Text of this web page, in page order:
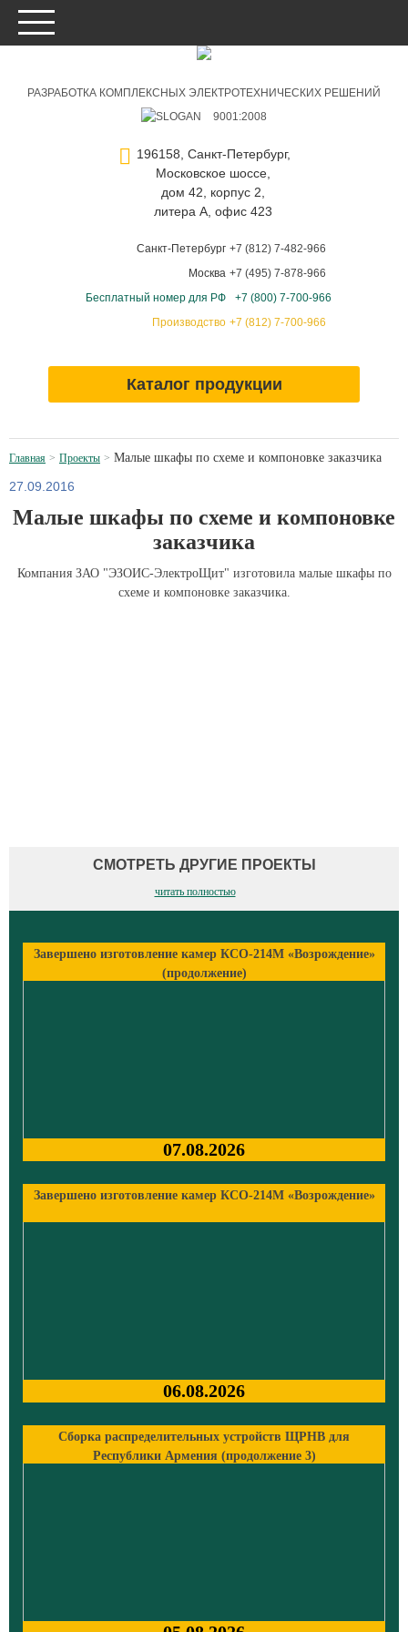
РАЗРАБОТКА КОМПЛЕКСНЫХ ЭЛЕКТРОТЕХНИЧЕСКИХ РЕШЕНИЙ
9001:2008
196158, Санкт-Петербург,
Московское шоссе,
дом 42, корпус 2,
литера А, офис 423
Санкт-Петербург
Москва
Бесплатный номер для РФ
Производство
+7 (812) 7-482-966
+7 (495) 7-878-966
+7 (800) 7-700-966
+7 (812) 7-700-966
Каталог продукции
Главная Проекты Малые шкафы по схеме и компоновке заказчика
27.09.2016
Малые шкафы по схеме и компоновке
заказчика
Компания ЗАО "ЭЗОИС-ЭлектроЩит" изготовила малые шкафы по
схеме и компоновке заказчика.
СМОТРЕТЬ ДРУГИЕ ПРОЕКТЫ
читать полностью
Завершено изготовление камер КСО-214М «Возрождение»
(продолжение)
07.08.2026
Завершено изготовление камер КСО-214М «Возрождение»
06.08.2026
Сборка распределительных устройств ЩРНВ для
Республики Армения (продолжение 3)